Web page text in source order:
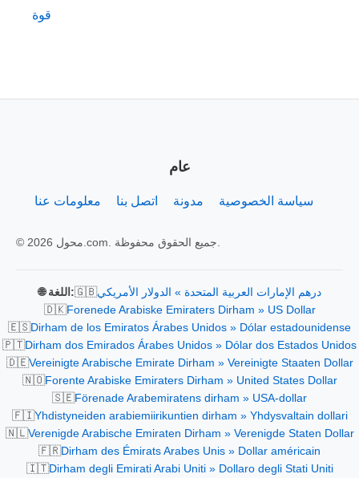
قوة
عام
معلومات عنا اتصل بنا مدونة سياسة الخصوصية
🌐 اللغة:🇬🇧درهم الإمارات العربية المتحدة » الدولار الأمريكي
🇩🇰Forenede Arabiske Emiraters Dirham » US Dollar
🇪🇸Dirham de los Emiratos Árabes Unidos » Dólar estadounidense
🇵🇹Dirham dos Emirados Árabes Unidos » Dólar dos Estados Unidos
🇩🇪Vereinigte Arabische Emirate Dirham » Vereinigte Staaten Dollar
🇳🇴Forente Arabiske Emiraters Dirham » United States Dollar
🇸🇪Förenade Arabemiratens dirham » USA-dollar
🇫🇮Yhdistyneiden arabiemiirikuntien dirham » Yhdysvaltain dollari
🇳🇱Verenigde Arabische Emiraten Dirham » Verenigde Staten Dollar
🇫🇷Dirham des Émirats Arabes Unis » Dollar américain
🇮🇹Dirham degli Emirati Arabi Uniti » Dollaro degli Stati Uniti